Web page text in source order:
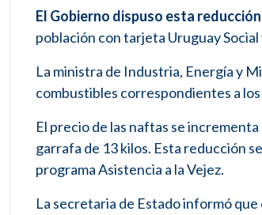
El Gobierno dispuso esta
población con tarjeta Uruguay Social
La ministra de Industria, Energía y
combustibles correspondientes a
El precio de las naftas se
garrafa de 13 kilos. Esta reducción
programa Asistencia a la Vejez.
La secretaria de Estado informó que